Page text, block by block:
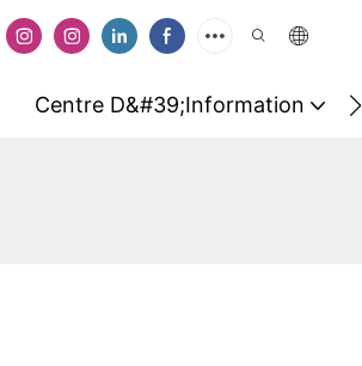
Centre D&#39;information